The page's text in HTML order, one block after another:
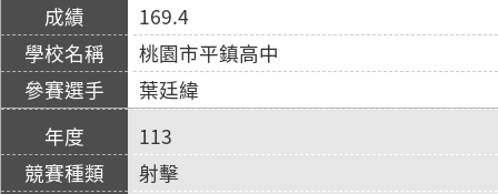
169.4
桃園市平鎮高中
葉廷緯
113
射擊